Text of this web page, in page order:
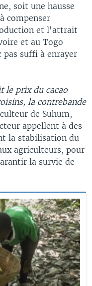
soit une hausse
compenser
et l'attrait
et au Togo
pas suffi à enrayer
le prix du cacao
la contrebande
de Suhum,
appellent à des
la stabilisation du
agriculteurs, pour
la survie de